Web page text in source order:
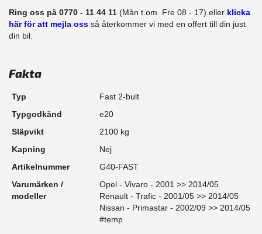
Ring oss på 0770 - 11 44 11 (Mån t.om. Fre 08 - 17) eller klicka
här för att mejla oss så återkommer vi med en offert till din just
din bil.
Fakta
Typ
Fast 2-bult
Typgodkänd
e20
Släpvikt
2100 kg
Kapning
Nej
Artikelnummer
G40-FAST
Varumärken /
modeller
Opel - Vivaro - 2001 >> 2014/05
Renault - Trafic - 2001/05 >> 2014/05
Nissan - Primastar - 2002/09 >> 2014/05
#temp